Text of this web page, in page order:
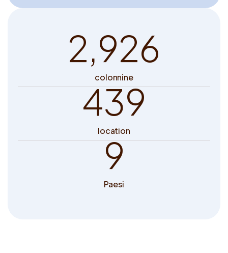
2,926
colonnine
439
location
9
Paesi